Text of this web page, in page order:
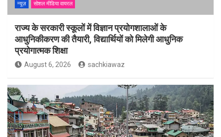
न्यूज़
सोशल मीडिया वायरल
राज्य के सरकारी स्कूलों में विज्ञान प्रयोगशालाओं के
आधुनिकीकरण की तैयारी, विद्यार्थियों को मिलेगी आधुनिक
प्रयोगात्मक शिक्षा
August 6, 2026 sachkiawaz